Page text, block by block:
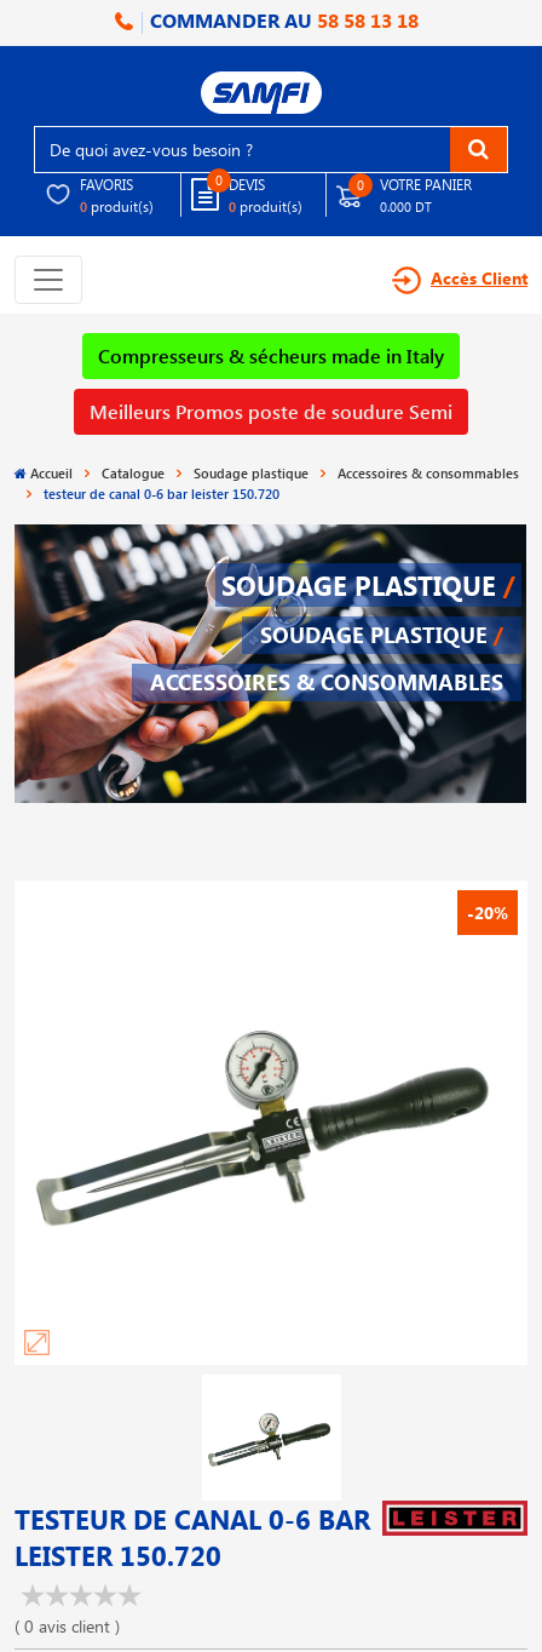
COMMANDER AU 58 58 13 18
FAVORIS
0 produit(s)
0 DEVIS
0 produit(s)
0 VOTRE PANIER
0.000 DT
Accès Client
Compresseurs & sécheurs made in Italy
Meilleurs Promos poste de soudure Semi
Accueil Catalogue Soudage plastique
Accessoires & consommables
testeur de canal 0-6 bar leister 150.720
SOUDAGE PLASTIQUE /
SOUDAGE PLASTIQUE /
ACCESSOIRES & CONSOMMABLES
-20%
TESTEUR DE CANAL 0-6 BAR
LEISTER 150.720
( 0 avis client )